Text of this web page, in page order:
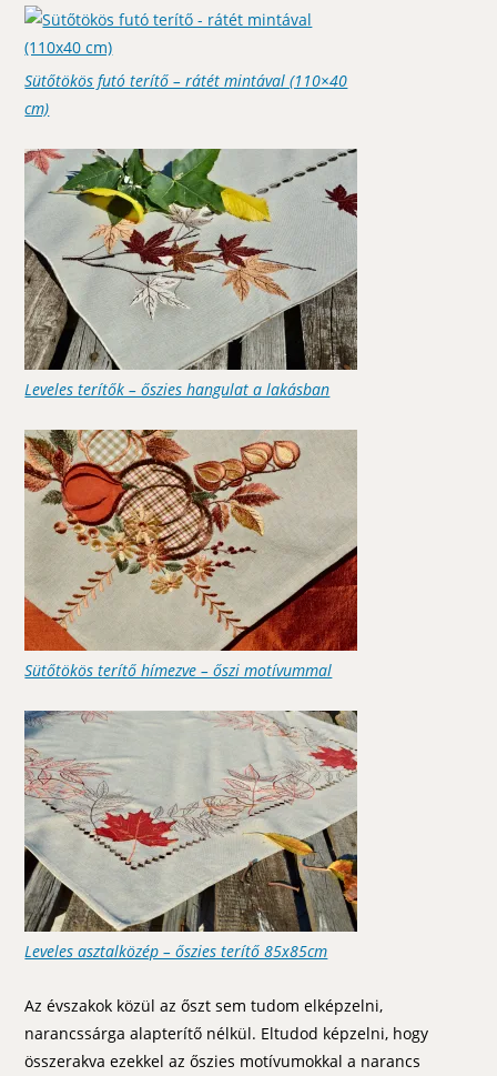
Sütőtökös futó terítő – rátét mintával (110×40
cm)
Leveles terítők – őszies hangulat a lakásban
Sütőtökös terítő hímezve – őszi motívummal
Leveles asztalközép – őszies terítő 85x85cm
Az évszakok közül az őszt sem tudom elképzelni,
narancssárga alapterítő nélkül. Eltudod képzelni, hogy
összerakva ezekkel az őszies motívumokkal a narancs